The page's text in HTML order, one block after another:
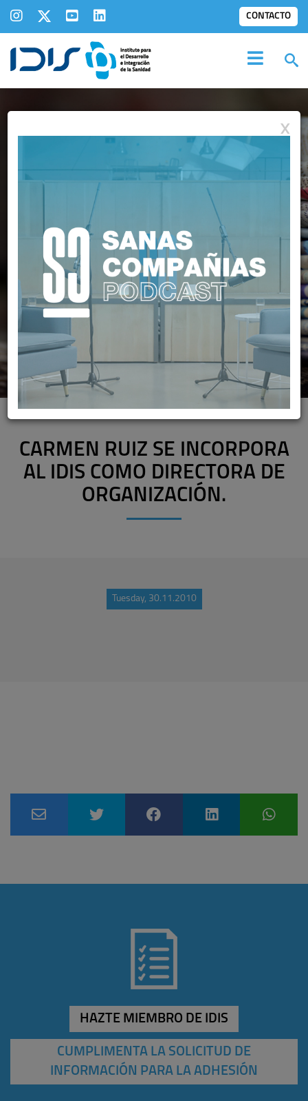
CONTACTO
NOTAS DE PRENSA
CARMEN RUIZ SE INCORPORA
AL IDIS COMO DIRECTORA DE
ORGANIZACIÓN.
Tuesday, 30.11.2010
HAZTE MIEMBRO DE IDIS
CUMPLIMENTA LA SOLICITUD DE
INFORMACIÓN PARA LA ADHESIÓN
X